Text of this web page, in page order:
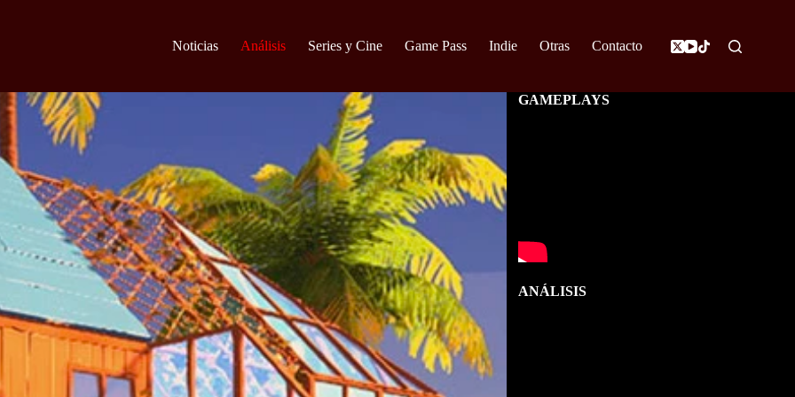
Noticias Análisis Series y Cine Game Pass Indie Otras Contacto
GAMEPLAYS
ANÁLISIS